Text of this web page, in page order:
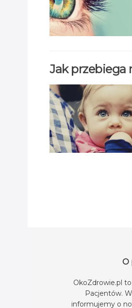
Jak przebiega
O
OkoZdrowie.pl
Pacjentów.
informujemy o